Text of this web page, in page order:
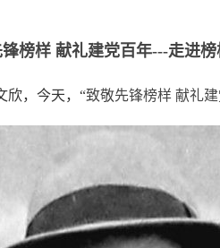
榜样 献礼建党百年---走进榜
欣，今天，“致敬先锋榜样 献礼